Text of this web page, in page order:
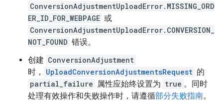
ConversionAdjustmentUploadError.MISSING_ORD
ER_ID_FOR_WEBPAGE 或
ConversionAdjustmentUploadError.CONVERSION_
NOT_FOUND 错误。
创建 ConversionAdjustment
时，
UploadConversionAdjustmentsRequest 的
partial_failure 属性应始终设置为 true 。同时
处理有效操作和失败操作时，请遵循部分失败指南。